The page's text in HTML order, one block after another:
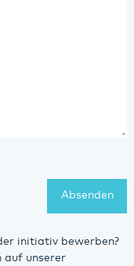
Absenden
initiativ bewerben?
auf unserer